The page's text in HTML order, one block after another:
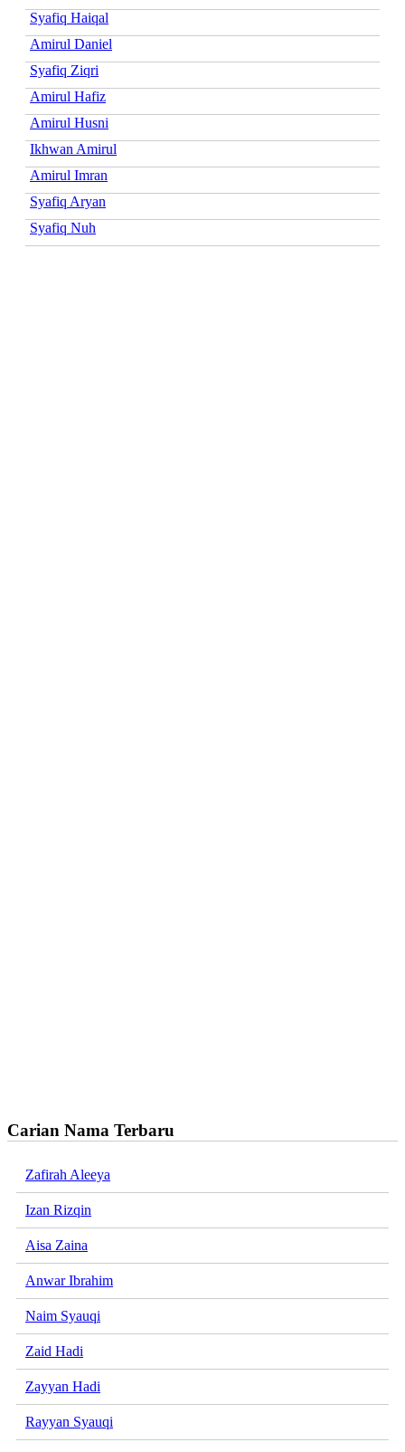
Syafiq Haiqal
Amirul Daniel
Syafiq Ziqri
Amirul Hafiz
Amirul Husni
Ikhwan Amirul
Amirul Imran
Syafiq Aryan
Syafiq Nuh
Carian Nama Terbaru
Zafirah Aleeya
Izan Rizqin
Aisa Zaina
Anwar Ibrahim
Naim Syauqi
Zaid Hadi
Zayyan Hadi
Rayyan Syauqi